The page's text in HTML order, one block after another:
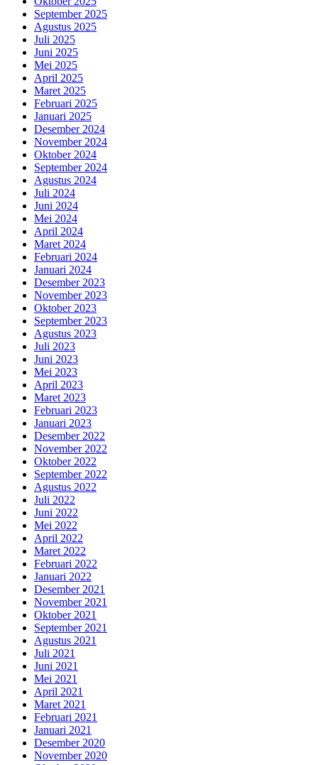
September 2025
Agustus 2025
Juli 2025
Juni 2025
Mei 2025
April 2025
Maret 2025
Februari 2025
Januari 2025
Desember 2024
November 2024
Oktober 2024
September 2024
Agustus 2024
Juli 2024
Juni 2024
Mei 2024
April 2024
Maret 2024
Februari 2024
Januari 2024
Desember 2023
November 2023
Oktober 2023
September 2023
Agustus 2023
Juli 2023
Juni 2023
Mei 2023
April 2023
Maret 2023
Februari 2023
Januari 2023
Desember 2022
November 2022
Oktober 2022
September 2022
Agustus 2022
Juli 2022
Juni 2022
Mei 2022
April 2022
Maret 2022
Februari 2022
Januari 2022
Desember 2021
November 2021
Oktober 2021
September 2021
Agustus 2021
Juli 2021
Juni 2021
Mei 2021
April 2021
Maret 2021
Februari 2021
Januari 2021
Desember 2020
November 2020